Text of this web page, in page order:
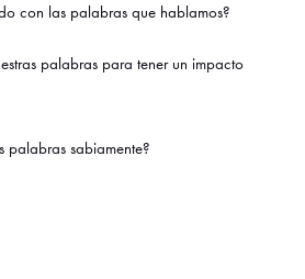
con las palabras que hablamos?
palabras para tener un impacto
palabras sabiamente?